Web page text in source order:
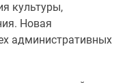
культуры,
Новая
административных